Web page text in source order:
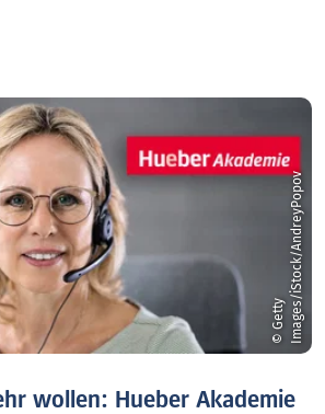
©
G
e
t
t
y
I
m
a
g
e
s
/
i
S
t
o
c
k
/
A
n
d
r
e
y
P
o
p
ov
wollen: Hueber Akademie